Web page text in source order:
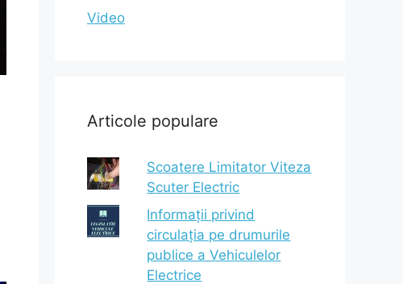
Video
Articole populare
Scoatere Limitator Viteza
Scuter Electric
Informații privind
circulația pe drumurile
publice a Vehiculelor
Electrice